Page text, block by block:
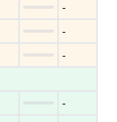
-
-
-
-